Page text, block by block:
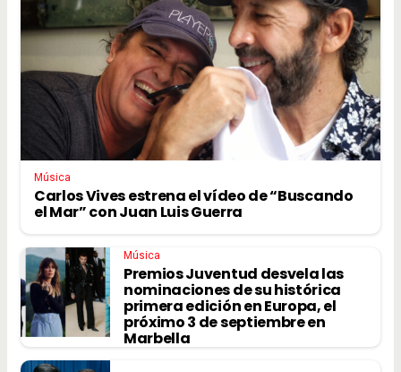
Música
Carlos Vives estrena el vídeo de “Buscando
el Mar” con Juan Luis Guerra
Música
Premios Juventud desvela las
nominaciones de su histórica
primera edición en Europa, el
próximo 3 de septiembre en
Marbella